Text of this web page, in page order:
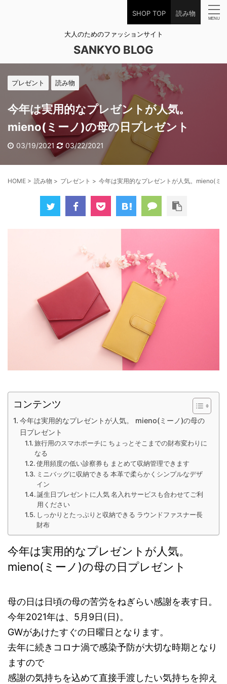
SHOP TOP 読み物
大人のためのファッションサイト
SANKYO BLOG
プレゼント 読み物
今年は実用的なプレゼントが人気。
mieno(ミーノ)の母の日プレゼント
03/19/2021 03/22/2021
HOME > 読み物 > プレゼント > 今年は実用的なプレゼントが人気。mieno(ミ
コンテンツ
今年は実用的なプレゼントが人気。 mieno(ミーノ)の母の
日プレゼント
旅行用のスマホポーチに ちょっとそこまでの財布変わりに
なる
使用頻度の低い診察券も まとめて収納管理できます
ミニバッグに収納できる 本革で柔らかくシンプルなデザ
イン
誕生日プレゼントに人気 名入れサービスも合わせてご利
用ください
しっかりとたっぷりと収納できる ラウンドファスナー長
財布
今年は実用的なプレゼントが人気。
mieno(ミーノ)の母の日プレゼント
母の日は日頃の母の苦労をねぎらい感謝を表す日。
今年2021年は、5月9日(日)。
GWがあけたすぐの日曜日となります。
去年に続きコロナ渦で感染予防が大切な時期となり
ますので
感謝の気持ちを込めて直接手渡したい気持ちを抑え